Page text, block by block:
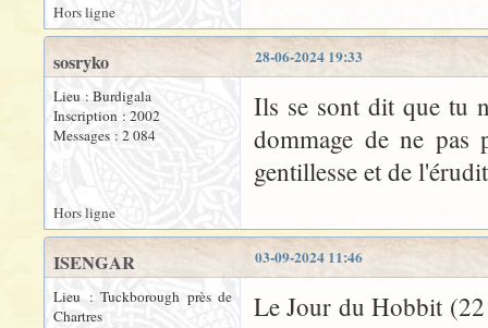
Hors ligne
28-06-2024 19:33
sosryko
Lieu : Burdigala
Inscription : 2002
Messages : 2 084
Ils se sont dit que tu
dommage de ne pas
gentillesse et de
Hors ligne
03-09-2024 11:46
ISENGAR
Lieu : Tuckborough près de
Chartres
Le Jour du Hobbit (22